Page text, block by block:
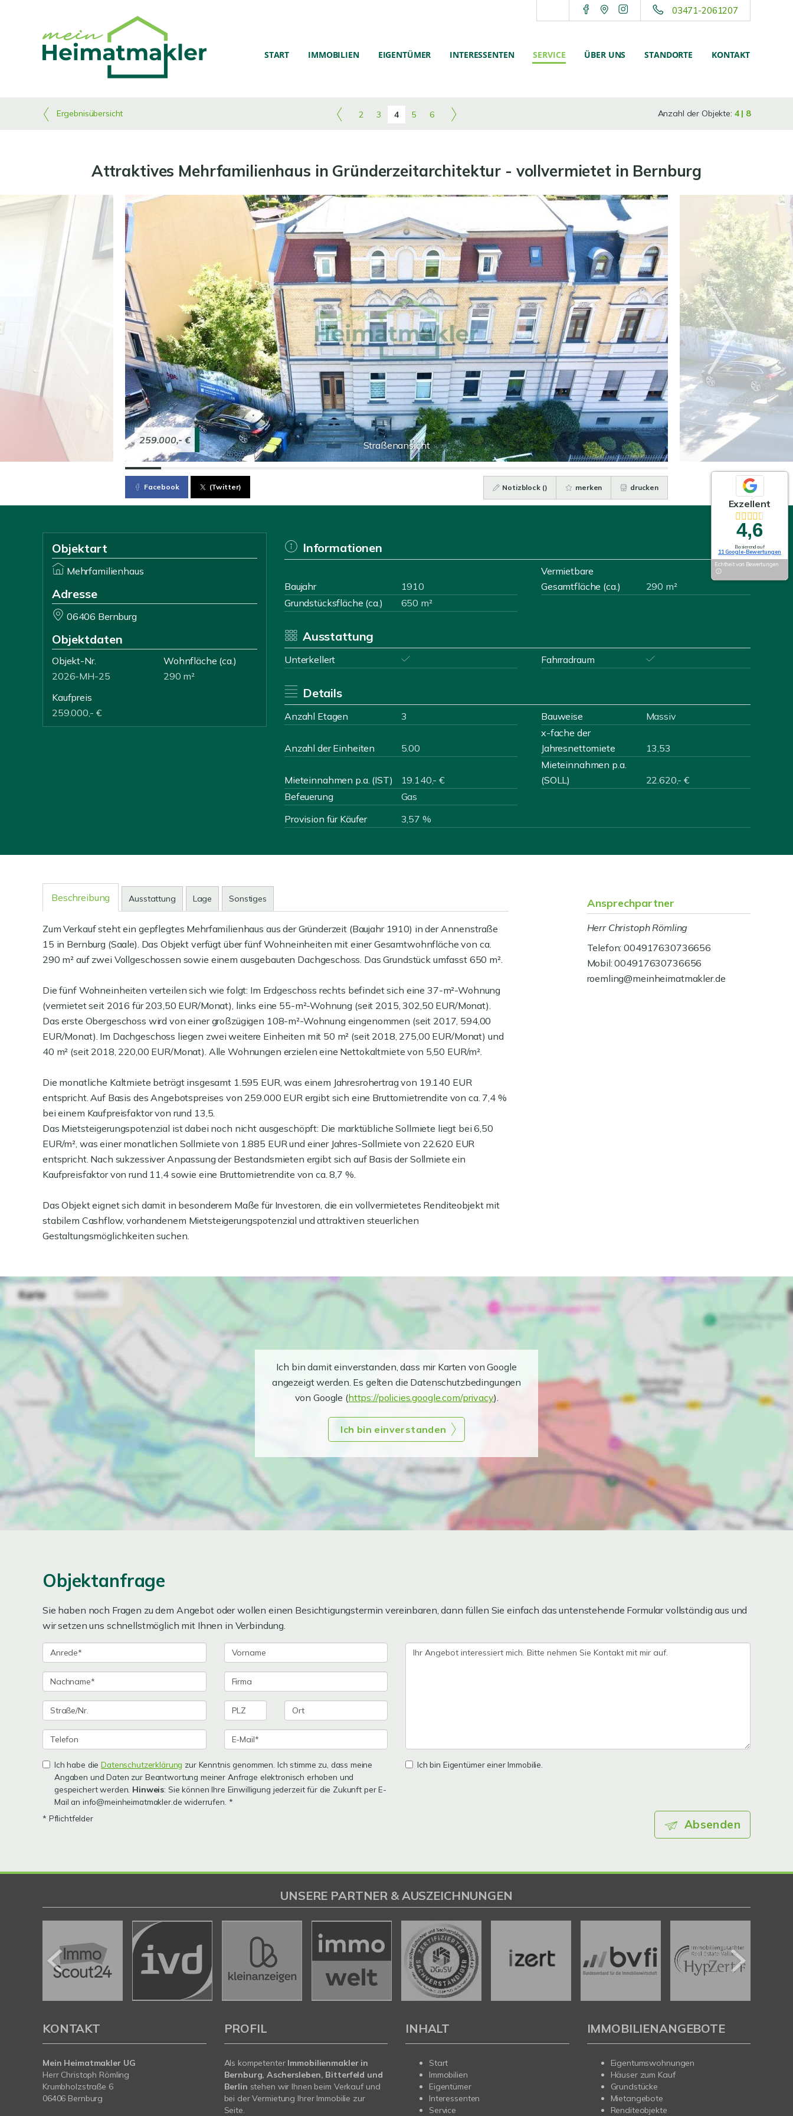
03471-2061207
START IMMOBILIEN EIGENTÜMER INTERESSENTEN SERVICE ÜBER UNS STANDORTE KONTAKT
Ergebnisübersicht 2 3 4 5 6 Anzahl der Objekte: 4 | 8
Attraktives Mehrfamilienhaus in Gründerzeitarchitektur - vollvermietet in Bernburg
Straßenansicht
259.000,- €
Facebook (Twitter) Notizblock () merken drucken
Objektart
Mehrfamilienhaus
Adresse
06406 Bernburg
Objektdaten
Objekt-Nr.
2026-MH-25
Wohnfläche (ca.)
290 m²
Kaufpreis
259.000,- €
Informationen
Baujahr 1910
Vermietbare
Gesamtfläche (ca.)
290 m²
Grundstücksfläche (ca.)
650 m²
Ausstattung
Unterkellert Fahrradraum
Details
Anzahl Etagen 3 Bauweise Massiv
Anzahl der Einheiten 5.00
x-fache der
Jahresnettomiete
13,53
Mieteinnahmen p.a. (IST) 19.140,- €
Mieteinnahmen p.a.
(SOLL)
22.620,- €
Befeuerung
Gas
Provision für Käufer
3,57 %
Beschreibung Ausstattung Lage Sonstiges
Zum Verkauf steht ein gepflegtes Mehrfamilienhaus aus der Gründerzeit (Baujahr 1910) in der Annenstraße
15 in Bernburg (Saale). Das Objekt verfügt über fünf Wohneinheiten mit einer Gesamtwohnfläche von ca.
290 m² auf zwei Vollgeschossen sowie einem ausgebauten Dachgeschoss. Das Grundstück umfasst 650 m².
Die fünf Wohneinheiten verteilen sich wie folgt: Im Erdgeschoss rechts befindet sich eine 37-m²-Wohnung
(vermietet seit 2016 für 203,50 EUR/Monat), links eine 55-m²-Wohnung (seit 2015, 302,50 EUR/Monat).
Das erste Obergeschoss wird von einer großzügigen 108-m²-Wohnung eingenommen (seit 2017, 594,00
EUR/Monat). Im Dachgeschoss liegen zwei weitere Einheiten mit 50 m² (seit 2018, 275,00 EUR/Monat) und
40 m² (seit 2018, 220,00 EUR/Monat). Alle Wohnungen erzielen eine Nettokaltmiete von 5,50 EUR/m².
Die monatliche Kaltmiete beträgt insgesamt 1.595 EUR, was einem Jahresrohertrag von 19.140 EUR
entspricht. Auf Basis des Angebotspreises von 259.000 EUR ergibt sich eine Bruttomietrendite von ca. 7,4 %
bei einem Kaufpreisfaktor von rund 13,5.
Das Mietsteigerungspotenzial ist dabei noch nicht ausgeschöpft: Die marktübliche Sollmiete liegt bei 6,50
EUR/m², was einer monatlichen Sollmiete von 1.885 EUR und einer Jahres-Sollmiete von 22.620 EUR
entspricht. Nach sukzessiver Anpassung der Bestandsmieten ergibt sich auf Basis der Sollmiete ein
Kaufpreisfaktor von rund 11,4 sowie eine Bruttomietrendite von ca. 8,7 %.
Das Objekt eignet sich damit in besonderem Maße für Investoren, die ein vollvermietetes Renditeobjekt mit
stabilem Cashflow, vorhandenem Mietsteigerungspotenzial und attraktiven steuerlichen
Gestaltungsmöglichkeiten suchen.
Ansprechpartner
Herr Christoph Römling
Telefon: 004917630736656
Mobil: 004917630736656
roemling@meinheimatmakler.de
Ich bin damit einverstanden, dass mir Karten von Google
angezeigt werden. Es gelten die Datenschutzbedingungen
von Google (https://policies.google.com/privacy).
Ich bin einverstanden
Objektanfrage
Sie haben noch Fragen zu dem Angebot oder wollen einen Besichtigungstermin vereinbaren, dann füllen Sie einfach das untenstehende Formular vollständig aus und
wir setzen uns schnellstmöglich mit Ihnen in Verbindung.
Ich habe dieDatenschutzerklärung zur Kenntnis genommen. Ich stimme zu, dass meine
Angaben und Daten zur Beantwortung meiner Anfrage elektronisch erhoben und
gespeichert werden. Hinweis: Sie können Ihre Einwilligung jederzeit für die Zukunft per E-
Mail an info@meinheimatmakler.de widerrufen. *
Ich bin Eigentümer einer Immobilie.
* Pflichtfelder Absenden
Exzellent
4,6
Basierend auf
11 Google-Bewertungen
Echtheit von Bewertungen
UNSERE PARTNER & AUSZEICHNUNGEN
KONTAKT
Mein Heimatmakler UG
Herr Christoph Römling
Krumbholzstraße 6
06406 Bernburg
PROFIL
Als kompetenter Immobilienmakler in
Bernburg, Aschersleben, Bitterfeld und
Berlin stehen wir Ihnen beim Verkauf und
bei der Vermietung Ihrer Immobilie zur
Seite.
INHALT
Start
Immobilien
Eigentümer
Interessenten
Service
IMMOBILIENANGEBOTE
Eigentumswohnungen
Häuser zum Kauf
Grundstücke
Mietangebote
Renditeobjekte